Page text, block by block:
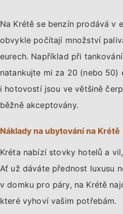
Na Krétě se benzín prodává v
obvykle počítají množství
eurech. Například při
natankujte mi za 20 (nebo 50)
i hotovostí jsou ve většině
běžně akceptovány.
Náklady na ubytování na Krétě
Kréta nabízí stovky hotelů a
Ať už dáváte přednost luxusu
v domku pro páry, na Krétě
které vyhoví vašim potřebám.